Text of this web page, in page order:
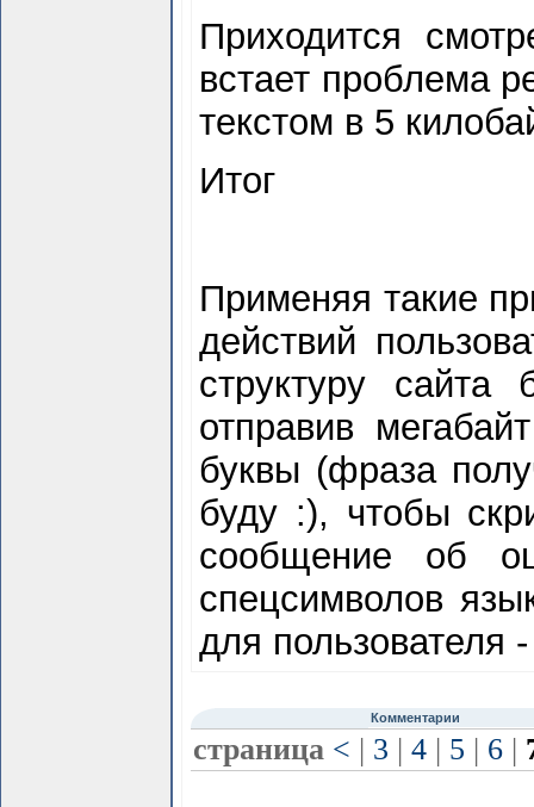
Приходится
встает проблема
текстом в 5
Итог
Применяя такие
действий
структуру сайта
отправив
буквы (фраза
буду :), чтобы
сообщение об
спецсимволов
для пользователя
Комментарии
страница < | 3 | 4 | 5 | 6 |